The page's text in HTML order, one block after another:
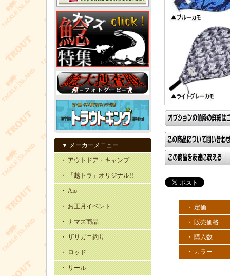
▼ メーカーメニュー
・ アウトドア・キャンプ
・ 「越トラ」オリジナル!!
・ Aio
・ お正月イベント
・ ナマズ商品
・ ザリガニ釣り
・ ロッド
・ リール
・ 定価
・ 販売価格
・ 購入数
・ カラー